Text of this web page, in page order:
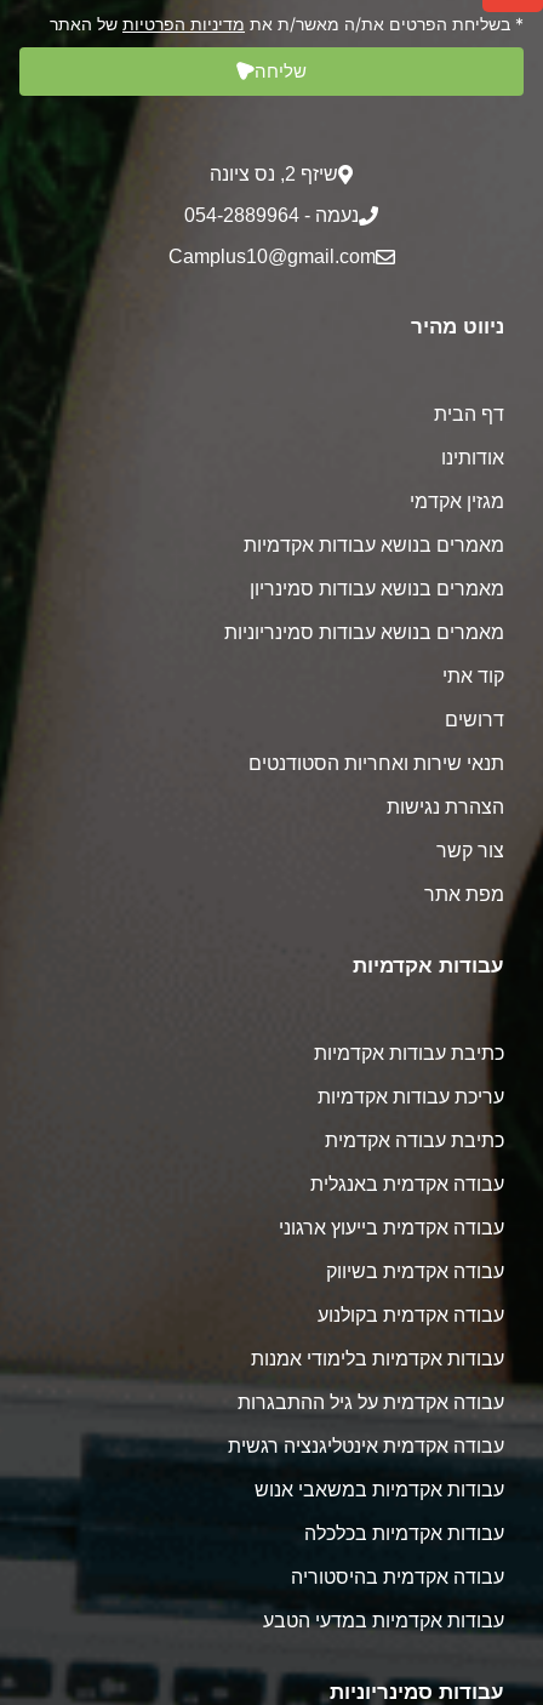
* בשליחת הפרטים את/ה מאשר/ת את מדיניות הפרטיות של האתר
שליחה
שיזף 2‎, נס ציונה
נעמה - 054-2889964
Camplus10@gmail.com
ניווט מהיר
דף הבית
אודותינו
מגזין אקדמי
מאמרים בנושא עבודות אקדמיות
מאמרים בנושא עבודות סמינריון
מאמרים בנושא עבודות סמינריוניות
קוד אתי
דרושים
תנאי שירות ואחריות הסטודנטים
הצהרת נגישות
צור קשר
מפת אתר
עבודות אקדמיות
כתיבת עבודות אקדמיות
עריכת עבודות אקדמיות
כתיבת עבודה אקדמית
עבודה אקדמית באנגלית
עבודה אקדמית בייעוץ ארגוני
עבודה אקדמית בשיווק
עבודה אקדמית בקולנוע
עבודות אקדמיות בלימודי אמנות
עבודה אקדמית על גיל ההתבגרות
עבודה אקדמית אינטליגנציה רגשית
עבודות אקדמיות במשאבי אנוש
עבודות אקדמיות בכלכלה
עבודה אקדמית בהיסטוריה
עבודות אקדמיות במדעי הטבע
עבודות סמינריוניות